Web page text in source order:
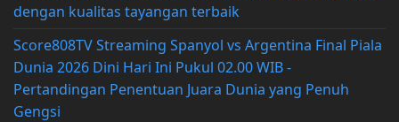
dengan kualitas tayangan terbaik
Score808TV Streaming Spanyol vs Argentina Final Piala
Dunia 2026 Dini Hari Ini Pukul 02.00 WIB -
Pertandingan Penentuan Juara Dunia yang Penuh
Gengsi